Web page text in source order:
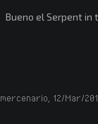
Bueno el Serpent in
mercenario 12/Mar/